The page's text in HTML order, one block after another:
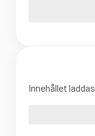
Innehållet laddas